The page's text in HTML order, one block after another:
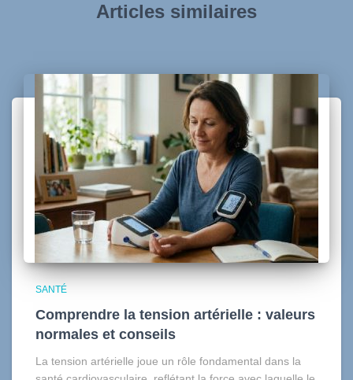
Articles similaires
SANTÉ
Comprendre la tension artérielle : valeurs
normales et conseils
La tension artérielle joue un rôle fondamental dans la